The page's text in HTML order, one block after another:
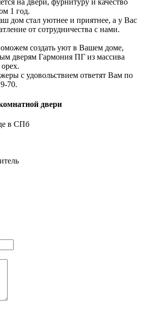
1 год.
дом стал уютнее и приятнее, а у Вас
от сотрудничества с нами.
создать уют в Вашем доме,
дверям Гармония ПГ из массива
с удовольствием ответят Вам по
70.
двери
в СПб